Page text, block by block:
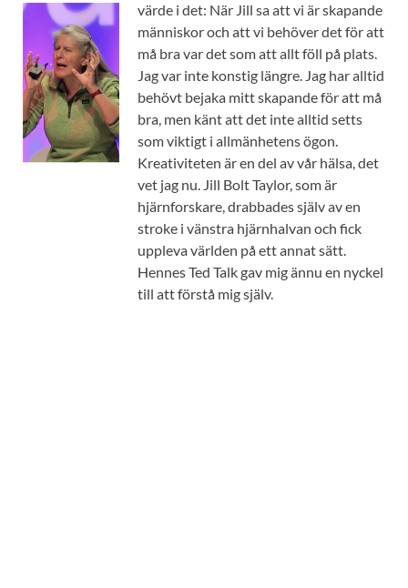
värde i det: När Jill sa att vi är skapande
människor och att vi behöver det för att
må bra var det som att allt föll på plats.
Jag var inte konstig längre. Jag har alltid
behövt bejaka mitt skapande för att må
bra, men känt att det inte alltid setts
som viktigt i allmänhetens ögon.
Kreativiteten är en del av vår hälsa, det
vet jag nu. Jill Bolt Taylor, som är
hjärnforskare, drabbades själv av en
stroke i vänstra hjärnhalvan och fick
uppleva världen på ett annat sätt.
Hennes Ted Talk gav mig ännu en nyckel
till att förstå mig själv.